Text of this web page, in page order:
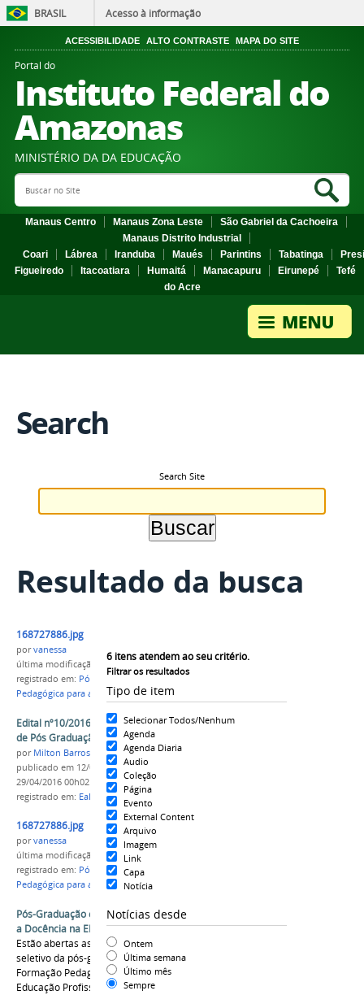
BRASIL Acesso à informação
ACESSIBILIDADE ALTO CONTRASTE MAPA DO SITE
Portal do
Instituto Federal do
Amazonas
MINISTÉRIO DA DA EDUCAÇÃO
Search Site
Manaus Centro Manaus Zona Leste
São Gabriel da Cachoeira
Manaus Distrito Industrial
Coari
Lábrea Iranduba Maués Parintins Tabatinga
Figueiredo
Itacoatiara Humaitá Manacapuru Eirunepé
Tefé
do Acre
Search
Search Site
Resultado da busca
6 itens atendem ao seu critério.
Filtrar os resultados
Tipo de item
Selecionar Todos/Nenhum
Agenda
Agenda Diaria
Audio
Coleção
Página
Evento
External Content
Arquivo
Imagem
Link
Capa
Notícia
Notícias desde
Ontem
Última semana
Último mês
Sempre
168727886.jpg
porvanessa
última modificação
em 14/03/2016 08h40
registrado em: Pós-Graduação ,EaD,Formação
Pedagógica para a Docência
Edital nº10/2016 - Vagas remanescentes Curso
de Pós Graduação Lato Sensu
por Milton Barros
publicado em 12/04/2016—última modificação
29/04/2016 00h02
registrado em: EaD Pós-Graduação
168727886.jpg
porvanessa
última modificação
em 16/03/2016 15h11
registrado em: Pós-Graduação,
Pedagógica para a Docência
Pós-Graduação em Formação Pedagógica para
a Docência na EPT
Estão abertas as inscrições para o processo
seletivo da pós-graduação Lato Sensu em
Formação Pedagógica para a Docência na
Educação Profissional e Tecnológica.